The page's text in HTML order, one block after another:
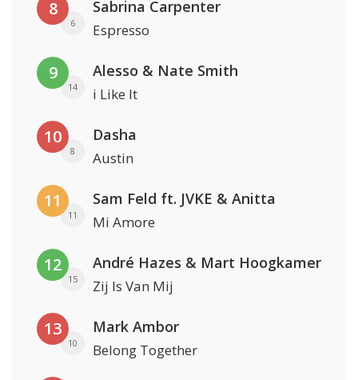
8
6
Sabrina Carpenter
Espresso
9
14
Alesso & Nate Smith
i Like It
10
8
Dasha
Austin
11
11
Sam Feld ft. JVKE & Anitta
Mi Amore
12
15
André Hazes & Mart Hoogkamer
Zij Is Van Mij
13
10
Mark Ambor
Belong Together